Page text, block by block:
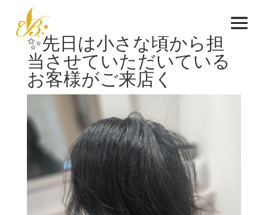
✨先日は小さな頃から担
当させていただいている
お客様がご来店く